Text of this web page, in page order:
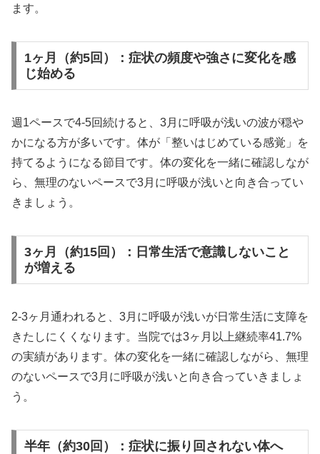
ます。
1ヶ月（約5回）：症状の頻度や強さに変化を感
じ始める
週1ペースで4-5回続けると、3月に呼吸が浅いの波が穏や
かになる方が多いです。体が「整いはじめている感覚」を
持てるようになる節目です。体の変化を一緒に確認しなが
ら、無理のないペースで3月に呼吸が浅いと向き合ってい
きましょう。
3ヶ月（約15回）：日常生活で意識しないこと
が増える
2-3ヶ月通われると、3月に呼吸が浅いが日常生活に支障を
きたしにくくなります。当院では3ヶ月以上継続率41.7%
の実績があります。体の変化を一緒に確認しながら、無理
のないペースで3月に呼吸が浅いと向き合っていきましょ
う。
半年（約30回）：症状に振り回されない体へ